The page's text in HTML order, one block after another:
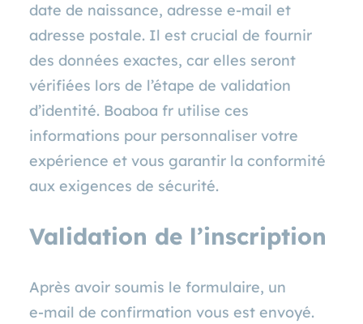
date de naissance, adresse e‑mail et
adresse postale. Il est crucial de fournir
des données exactes, car elles seront
vérifiées lors de l’étape de validation
d’identité. Boaboa fr utilise ces
informations pour personnaliser votre
expérience et vous garantir la conformité
aux exigences de sécurité.
Validation de l’inscription
Après avoir soumis le formulaire, un
e‑mail de confirmation vous est envoyé.